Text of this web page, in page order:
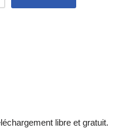
libre et gratuit.